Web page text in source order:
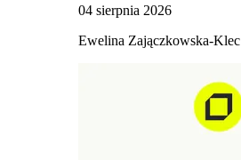
04 sierpnia 2026
Ewelina Zajączkowska-Klec